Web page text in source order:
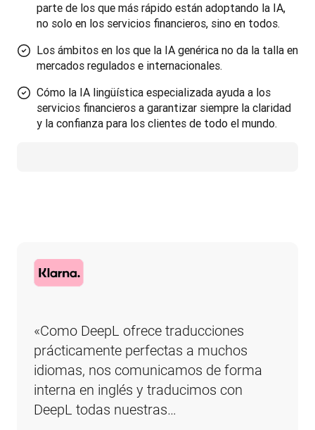
parte de los que más rápido están adoptando la IA,
no solo en los servicios financieros, sino en todos.
Los ámbitos en los que la IA genérica no da la talla en
mercados regulados e internacionales.
Cómo la IA lingüística especializada ayuda a los
servicios financieros a garantizar siempre la claridad
y la confianza para los clientes de todo el mundo.
«Como DeepL ofrece traducciones
prácticamente perfectas a muchos
idiomas, nos comunicamos de forma
interna en inglés y traducimos con
DeepL todas nuestras…